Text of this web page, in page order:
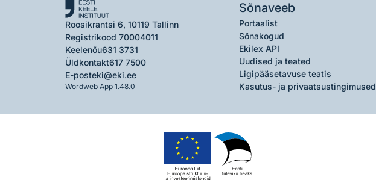
Roosikrantsi 6, 10119 Tallinn
Registrikood 70004011
Keelenõu631 3731
Üldkontakt617 7500
E-posteki@eki.ee
Wordweb App 1.48.0
Sõnaveeb
Portaalist
Sõnakogud
Ekilex API
Uudised ja teated
Ligipääsetavuse teatis
Kasutus- ja privaatsustingimused